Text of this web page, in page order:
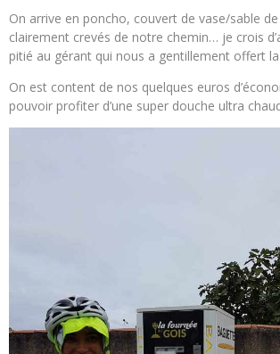
On arrive en poncho, couvert de vase/sable
clairement crevés de notre chemin… je crois
pitié au gérant qui nous a gentillement offert
On est content de nos quelques euros
pouvoir profiter d’une super douche ultra